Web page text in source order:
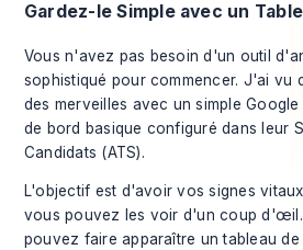
Gardez-le Simple avec un
Vous n'avez pas besoin d'un outil
sophistiqué pour commencer. J'ai vu
des merveilles avec un simple
de bord basique configuré dans leur
Candidats (ATS).
L'objectif est d'avoir vos signes
vous pouvez les voir d'un coup
pouvez faire apparaître un tableau